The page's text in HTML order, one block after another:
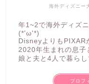
海外ディズニー
年1~2で海外ディズ
(*'ω'*)
Disneyよりも
2020年生まれの息子
娘と夫と4人で暮ら
プロフ